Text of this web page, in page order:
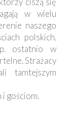
w wielu
naszego
polskich,
ostatnio w
Strażacy
tamtejszym
i gościom.